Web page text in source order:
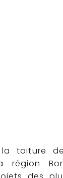
toiture